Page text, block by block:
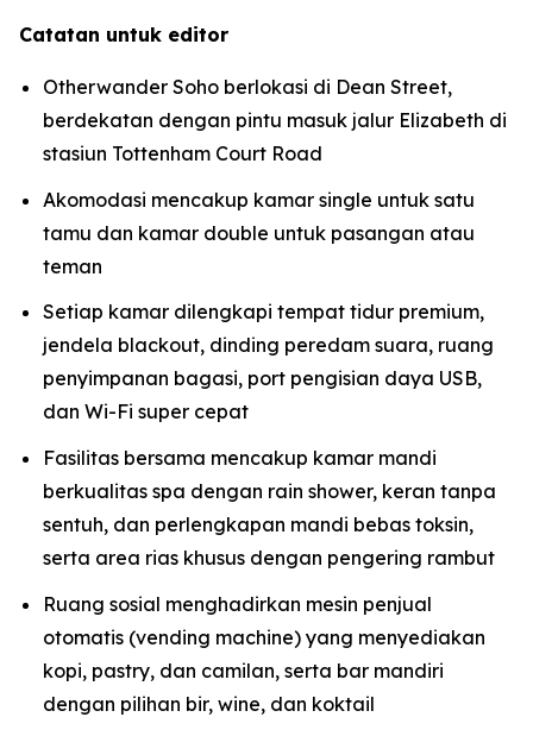
Catatan untuk editor
Otherwander Soho berlokasi di Dean Street,
berdekatan dengan pintu masuk jalur Elizabeth di
stasiun Tottenham Court Road
Akomodasi mencakup kamar single untuk satu
tamu dan kamar double untuk pasangan atau
teman
Setiap kamar dilengkapi tempat tidur premium,
jendela blackout, dinding peredam suara, ruang
penyimpanan bagasi, port pengisian daya USB,
dan Wi-Fi super cepat
Fasilitas bersama mencakup kamar mandi
berkualitas spa dengan rain shower, keran tanpa
sentuh, dan perlengkapan mandi bebas toksin,
serta area rias khusus dengan pengering rambut
Ruang sosial menghadirkan mesin penjual
otomatis (vending machine) yang menyediakan
kopi, pastry, dan camilan, serta bar mandiri
dengan pilihan bir, wine, dan koktail